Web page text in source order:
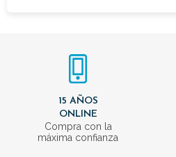
15 AÑOS
ONLINE
Compra con la
máxima confianza